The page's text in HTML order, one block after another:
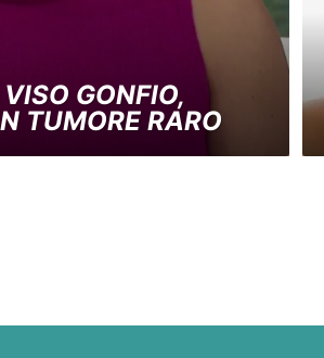
GONFIO,
TUMORE RARO